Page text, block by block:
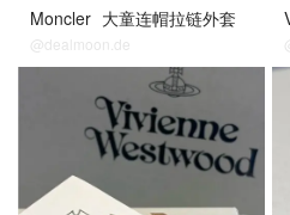
Moncler 大童连帽拉链外套
@dealmoon.de